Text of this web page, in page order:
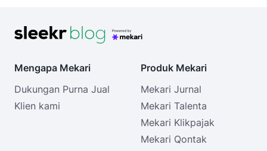
Mengapa Mekari
Dukungan Purna Jual
Klien kami
Produk Mekari
Mekari Jurnal
Mekari Talenta
Mekari Klikpajak
Mekari Qontak